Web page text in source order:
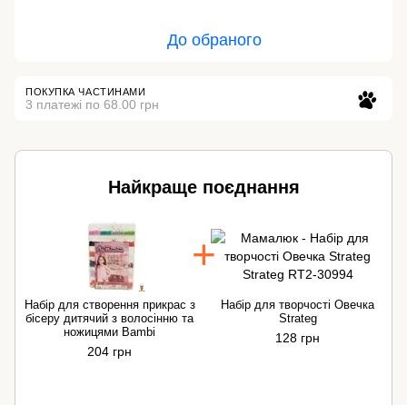
До обраного
ПОКУПКА ЧАСТИНАМИ
3 платежі по 68.00 грн
Найкраще поєднання
Набір для створення прикрас з
бісеру дитячий з волосінню та
ножицями Bambi
204 грн
Набір для творчості Овечка
Strateg
128 грн